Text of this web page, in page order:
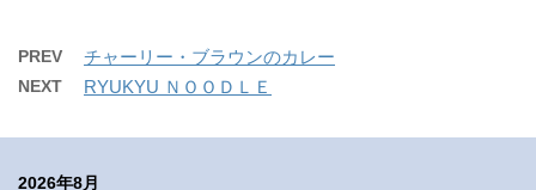
PREV チャーリー・ブラウンのカレー
NEXT RYUKYU ＮＯＯＤＬＥ
2026年8月